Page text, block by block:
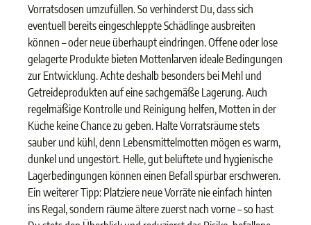
Vorratsdosen umzufüllen. So verhinderst Du, dass sich
eventuell bereits eingeschleppte Schädlinge ausbreiten
können – oder neue überhaupt eindringen. Offene oder lose
gelagerte Produkte bieten Mottenlarven ideale Bedingungen
zur Entwicklung. Achte deshalb besonders bei Mehl und
Getreideprodukten auf eine sachgemäße Lagerung. Auch
regelmäßige Kontrolle und Reinigung helfen, Motten in der
Küche keine Chance zu geben. Halte Vorratsräume stets
sauber und kühl, denn Lebensmittelmotten mögen es warm,
dunkel und ungestört. Helle, gut belüftete und hygienische
Lagerbedingungen können einen Befall spürbar erschweren.
Ein weiterer Tipp: Platziere neue Vorräte nie einfach hinten
ins Regal, sondern räume ältere zuerst nach vorne – so hast